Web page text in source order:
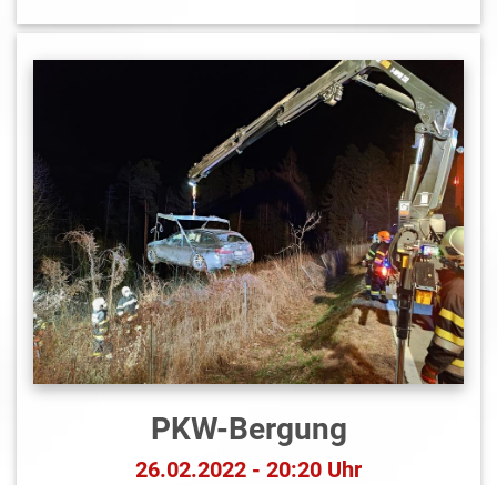
PKW-Bergung
26.02.2022 - 20:20 Uhr